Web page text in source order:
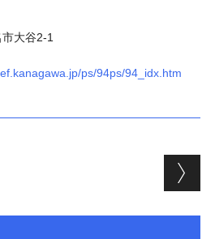
大谷2-1
ps/94ps/94_idx.htm
ーション